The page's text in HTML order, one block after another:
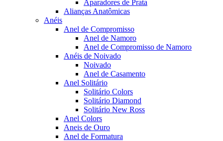
Aparadores de Prata
Alianças Anatômicas
Anéis
Anel de Compromisso
Anel de Namoro
Anel de Compromisso de Namoro
Anéis de Noivado
Noivado
Anel de Casamento
Anel Solitário
Solitário Colors
Solitário Diamond
Solitário New Ross
Anel Colors
Aneis de Ouro
Anel de Formatura